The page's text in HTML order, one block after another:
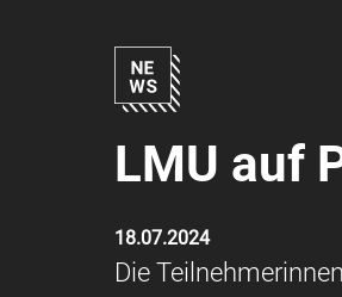
LMU auf
18.07.2024
Die